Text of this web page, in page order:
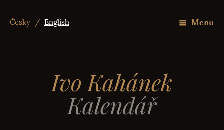
Menu
Česky / English
Ivo Kahánek
Kalendář